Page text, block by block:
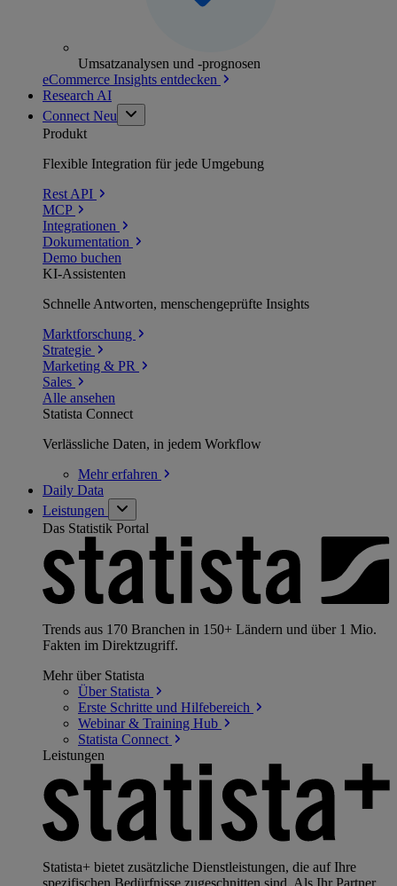
Umsatzanalysen und -prognosen
eCommerce Insights entdecken
Research AI
Connect Neu
Produkt
Flexible Integration für jede Umgebung
Rest API
MCP
Integrationen
Dokumentation
Demo buchen
KI-Assistenten
Schnelle Antworten, menschengeprüfte Insights
Marktforschung
Strategie
Marketing & PR
Sales
Alle ansehen
Statista Connect
Verlässliche Daten, in jedem Workflow
Mehrerfahren
Daily Data
Leistungen
Das Statistik Portal
Trends aus 170 Branchen in 150+ Ländern und über 1 Mio.
Fakten im Direktzugriff.
Mehr über Statista
Über Statista
Erste Schritte und Hilfebereich
Webinar & Training Hub
Statista Connect
Leistungen
Statista+ bietet zusätzliche Dienstleistungen, die auf Ihre
spezifischen Bedürfnisse zugeschnitten sind. Als Ihr Partner